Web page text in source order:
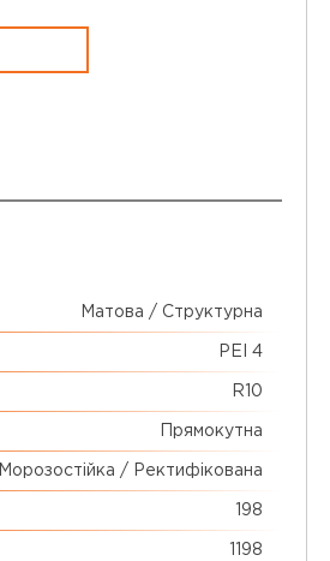
Матова / Структурна
PEI 4
R10
Прямокутна
Морозостійка / Ректифікована
198
1198